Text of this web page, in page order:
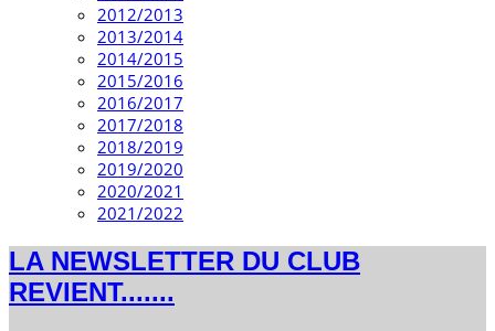
2012/2013
2013/2014
2014/2015
2015/2016
2016/2017
2017/2018
2018/2019
2019/2020
2020/2021
2021/2022
LA NEWSLETTER DU CLUB
REVIENT.......